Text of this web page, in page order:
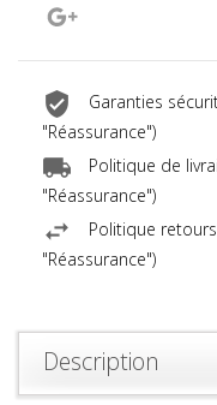
Garanties
"Réassurance")
Politique de
"Réassurance")
Politique
"Réassurance")
Description